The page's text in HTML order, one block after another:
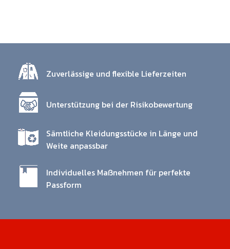
Zuverlässige und flexible Lieferzeiten
Unterstützung bei der Risikobewertung
Sämtliche Kleidungsstücke in Länge und
Weite anpassbar
Individuelles Maßnehmen für perfekte
Passform